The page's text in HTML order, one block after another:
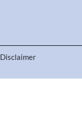
Disclaimer